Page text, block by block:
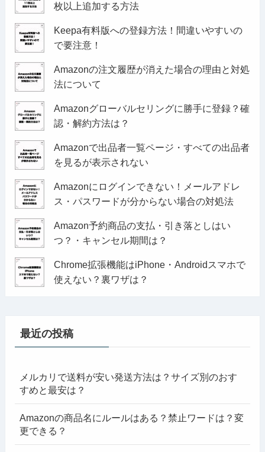
枚以上追加する方法
Keepa有料版への登録方法！間違いやすいの
で要注意！
Amazonの注文履歴が消えた場合の理由と対処
法について
Amazonグローバルセリングに勝手に登録？確
認・解約方法は？
Amazonで出品者一覧ページ・すべての出品者
を見るが表示されない
Amazonにログインできない！メールアドレ
ス・パスワードが分からない場合の対処法
Amazon予約商品の支払・引き落としはい
つ？・キャンセル期間は？
Chrome拡張機能はiPhone・Androidスマホで
使えない？裏ワザは？
最近の投稿
メルカリで送料が安い発送方法は？サイズ別のおす
すめと最安は？
Amazonの商品名にルールはある？禁止ワードは？変
更できる？